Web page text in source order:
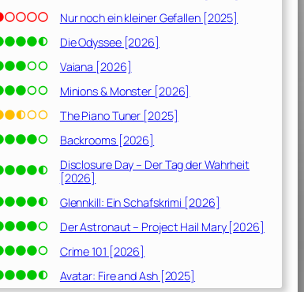
Nur noch ein kleiner Gefallen [2025]
Die Odyssee [2026]
Vaiana [2026]
Minions & Monster [2026]
The Piano Tuner [2025]
Backrooms [2026]
Disclosure Day – Der Tag der Wahrheit
[2026]
Glennkill: Ein Schafskrimi [2026]
Der Astronaut – Project Hail Mary [2026]
Crime 101 [2026]
Avatar: Fire and Ash [2025]